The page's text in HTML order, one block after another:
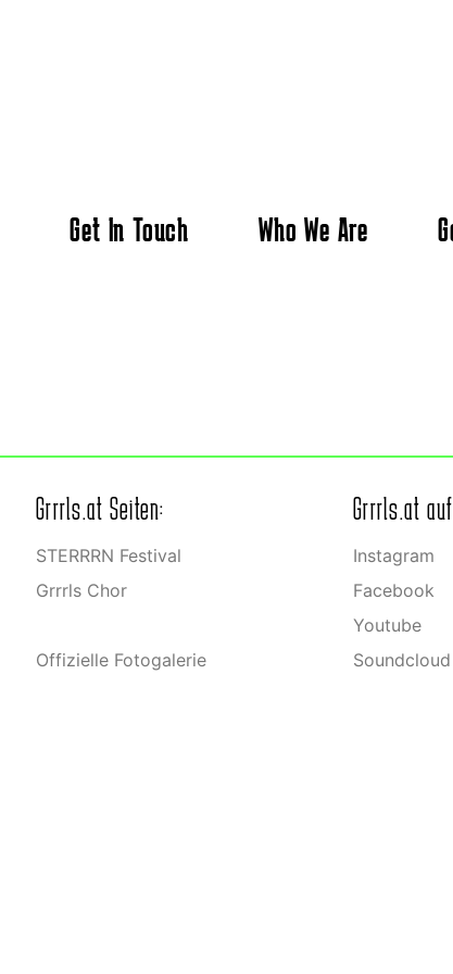
Get In Touch Who We Are
Grrrls.at Seiten:
STERRRN Festival
Grrrls Chor
Offizielle Fotogalerie
Grrrls.at
Instagram
Facebook
Youtube
Soundcloud